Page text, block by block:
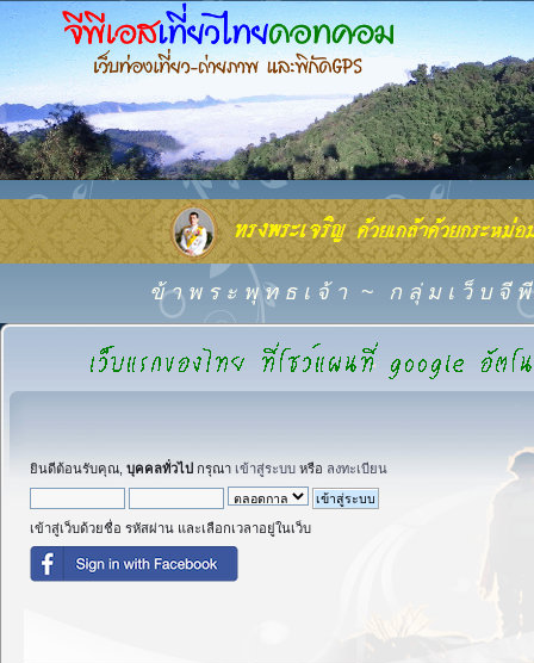
ข้ า พ ร ะ พุ ท ธ เ จ้ า ~ ก ลุ่ ม เ ว็ บ จี
ยินดีต้อนรับคุณ, บุคคลทั่วไป กรุณา เข้าสู่ระบบ หรือ ลงทะเบียน
เข้าสู่เว็บด้วยชื่อ รหัสผ่าน และเลือกเวลาอยู่ในเว็บ